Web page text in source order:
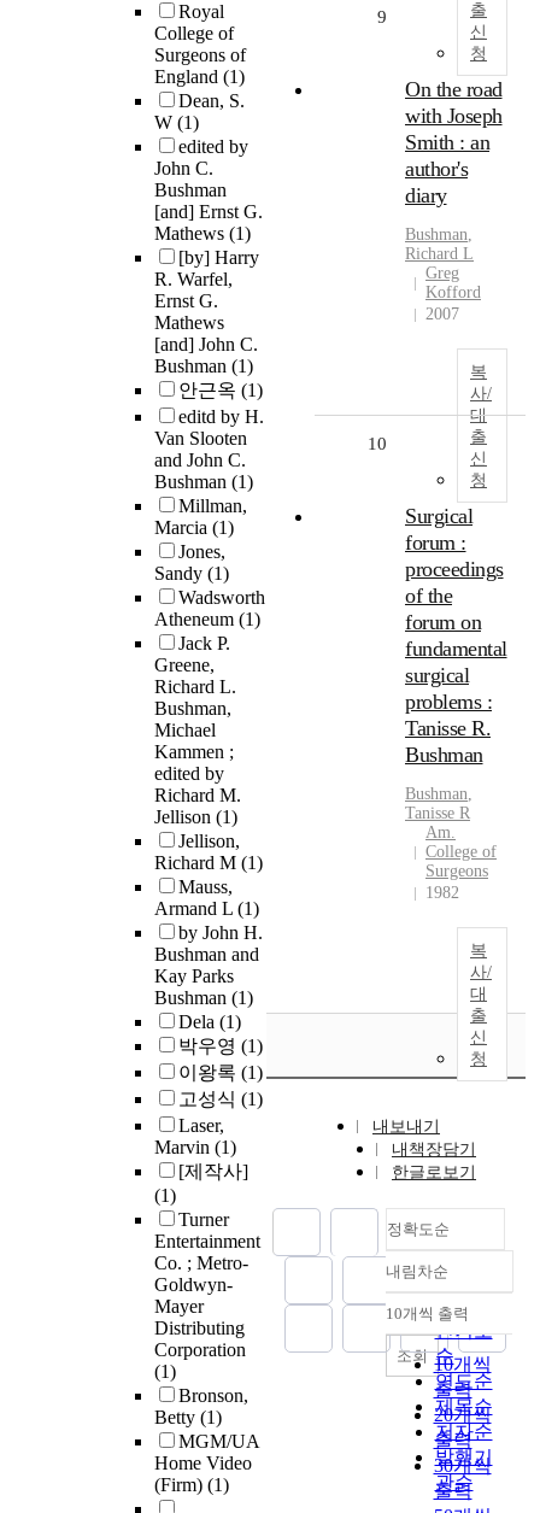
Royal
College of
Surgeons of
England (1)
Dean, S.
W (1)
edited by
John C.
Bushman
[and] Ernst G.
Mathews (1)
[by] Harry
R. Warfel,
Ernst G.
Mathews
[and] John C.
Bushman (1)
안근옥 (1)
editd by H.
Van Slooten
and John C.
Bushman (1)
Millman,
Marcia (1)
Jones,
Sandy (1)
Wadsworth
Atheneum (1)
Jack P.
Greene,
Richard L.
Bushman,
Michael
Kammen ;
edited by
Richard M.
Jellison (1)
Jellison,
Richard M (1)
Mauss,
Armand L (1)
by John H.
Bushman and
Kay Parks
Bushman (1)
Dela (1)
박우영 (1)
이왕록 (1)
고성식 (1)
Laser,
Marvin (1)
[제작사]
(1)
Turner
Entertainment
Co. ; Metro-
Goldwyn-
Mayer
Distributing
Corporation
(1)
Bronson,
Betty (1)
MGM/UA
Home Video
(Firm) (1)
출
신
청
9
On the road
with Joseph
Smith : an
author's
diary
Bushman,
Richard L
Greg
Kofford
2007
복
사/
대
출
신
청
10
Surgical
forum :
proceedings
of the
forum on
fundamental
surgical
problems :
Tanisse R.
Bushman
Bushman,
Tanisse R
Am.
College of
Surgeons
1982
복
사/
대
출
신
청
내보내기
내책장담기
한글로보기
정확도순
정확도
순
인기도
순
연도순
제목순
저자순
발행기
관순
내림차순
내림차순
10개씩 출력
10개씩
출력
20개씩
출력
30개씩
출력
조회